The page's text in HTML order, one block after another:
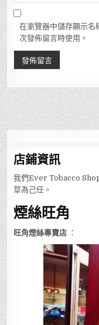
在瀏覽器中儲存顯示名
次發佈留言時使用。
店鋪資訊
我們Ever Tobacco
草為己任。
煙絲旺角
旺角煙絲專賣店 ：